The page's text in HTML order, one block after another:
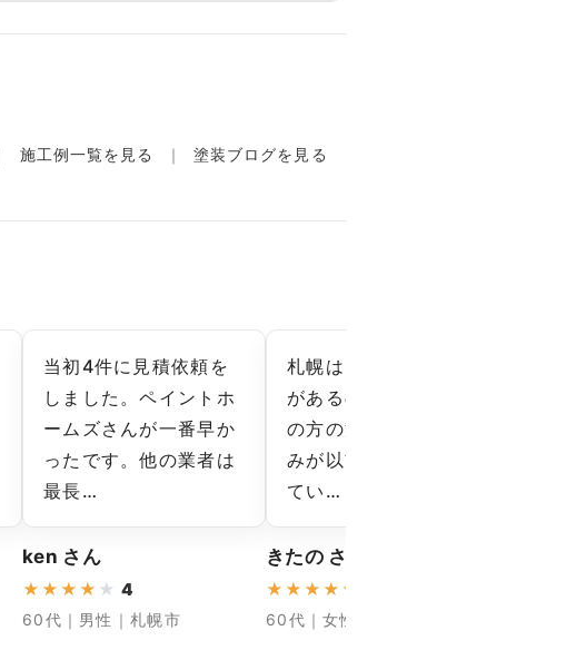
施工例一覧を見る
塗装ブログを見る
当初4件に見積依頼を
しました。ペイントホ
ームズさんが一番早か
ったです。他の業者は
最長…
ken さん
★ ★ ★ ★ ★ 4
60代｜男性｜札幌市
札幌は雪や凍結の影響
があるので、外壁の下
の方の汚れや細かな傷
みが以前から気になっ
てい…
きたの さん
★ ★ ★ ★ ★
60代｜女性｜札幌市